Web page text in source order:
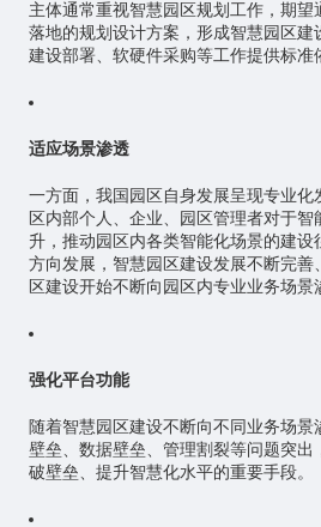
主体通常重视智慧园区规划工作，期望
落地的规划设计方案，形成智慧园区建
建设部署、软硬件采购等工作提供标准
适应场景渗透
一方面，我国园区自身发展呈现专业化
区内部个人、企业、园区管理者对于智
升，推动园区内各类智能化场景的建设
方向发展，智慧园区建设发展不断完善
区建设开始不断向园区内专业业务场景
强化平台功能
随着智慧园区建设不断向不同业务场景
壁垒、数据壁垒、管理割裂等问题突出
破壁垒、提升智慧化水平的重要手段。